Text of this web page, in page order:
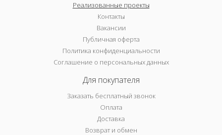
Реализованные проекты
Контакты
Вакансии
Публичная оферта
Политика конфиденциальности
Соглашение о персональных данных
Для покупателя
Заказать бесплатный звонок
Оплата
Доставка
Возврат и обмен